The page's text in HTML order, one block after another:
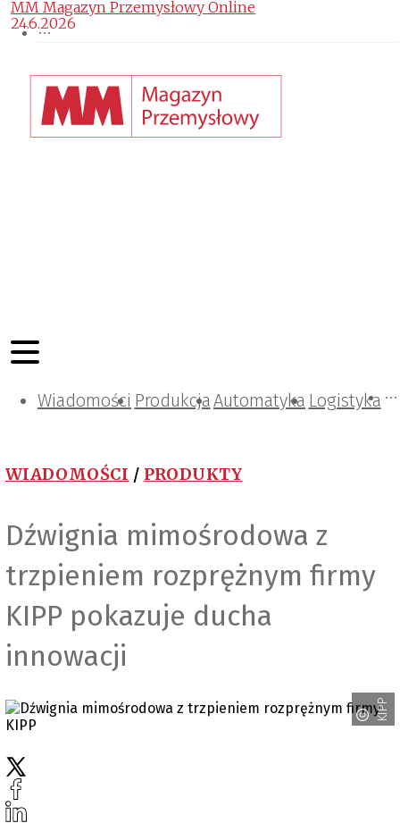
Wiadomości ProdukcjaAutomatyka Logistyka
Projektowanie i konstrukcje
Zarządzanie i IT
Tematy specjalne
WIADOMOŚCI / PRODUKTY
Dźwignia mimośrodowa z
trzpieniem rozprężnym firmy
KIPP pokazuje ducha
innowacji
KIPP
MM Magazyn Przemysłowy Online
24.6.2026